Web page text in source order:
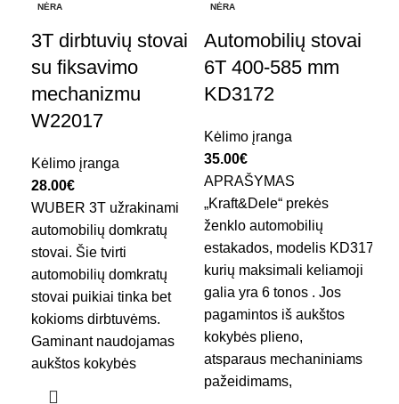
NĖRA
3T dirbtuvių stovai
su fiksavimo
mechanizmu
W22017
Kėlimo įranga
28.00€
WUBER 3T užrakinami
automobilių domkratų
stovai. Šie tvirti
automobilių domkratų
stovai puikiai tinka bet
kokioms dirbtuvėms.
Gaminant naudojamas
aukštos kokybės
NĖRA
Automobilių stovai
6T 400-585 mm
KD3172
Kėlimo įranga
35.00€
APRAŠYMAS
„Kraft&Dele“ prekės
ženklo automobilių
estakados, modelis KD3172 ,
kurių maksimali keliamoji
galia yra 6 tonos . Jos
pagamintos iš aukštos
kokybės plieno,
atsparaus mechaniniams
pažeidimams,